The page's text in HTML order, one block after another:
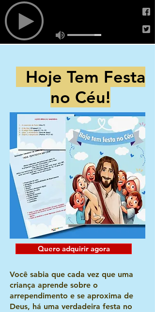
Hoje Tem Festa
no Céu!
Quero adquirir agora
Você sabia que cada vez que uma
criança aprende sobre o
arrependimento e se aproxima de
Deus, há uma verdadeira festa no